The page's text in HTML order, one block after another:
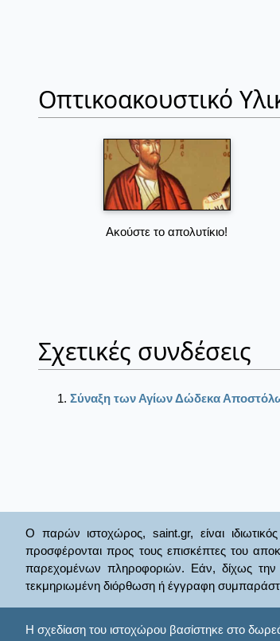
Οπτικοακουστικό
Ακούστε το απολυτίκιο!
Σχετικές συνδέσεις
Σύναξη των Αγίων Δώδεκα
Ο παρών ιστοχώρος, saint.gr, είναι
προσφέρονται προς τους επισκέπτες του
παρεχομένων πληροφοριών. Εάν, δίχως
τεκμηριωμένη διόρθωση ή έγγραφη
Η σχεδίαση του ιστοχώρου βασίστηκε στο